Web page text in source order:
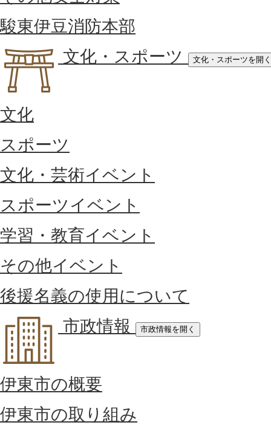
駿東伊豆消防本部
文化・スポーツ
文化・スポーツを開く
文化
スポーツ
文化・芸術イベント
スポーツイベント
学習・教育イベント
その他イベント
後援名義の使用について
市政情報
市政情報を開く
伊東市の概要
伊東市の取り組み